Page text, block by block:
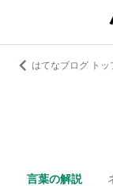
はてなブログ トッ
言葉の解説